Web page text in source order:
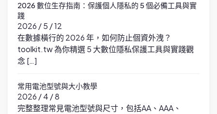
2026 數位生存指南：保護個人隱私的 5 個必備工具與實
踐
2026 / 5 / 12
在數據橫行的 2026 年，如何防止個資外洩？
toolkit.tw 為你精選 5 大數位隱私保護工具與實踐觀
念 […]
常用電池型號與大小教學
2026 / 4 / 8
完整整理常見電池型號與尺寸，包括AA、AAA、